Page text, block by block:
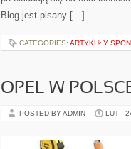
Blog jest pisany […]
CATEGORIES: ARTYKUŁY
OPEL W
POSTED BY ADMIN LUT -